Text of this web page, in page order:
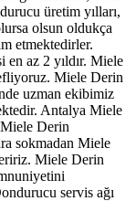
üretim yılları,
olsun oldukça
etmektedirler.
az 2 yıldır. Miele
Miele Derin
uzman ekibimiz
Antalya Miele
Derin
sokmadan Miele
Miele Derin
servis ağı